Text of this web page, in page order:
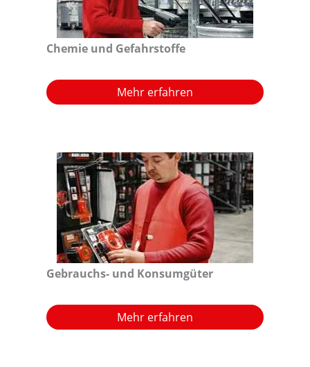
Chemie und Gefahrstoffe
Mehr erfahren
Gebrauchs- und Konsumgüter
Mehr erfahren